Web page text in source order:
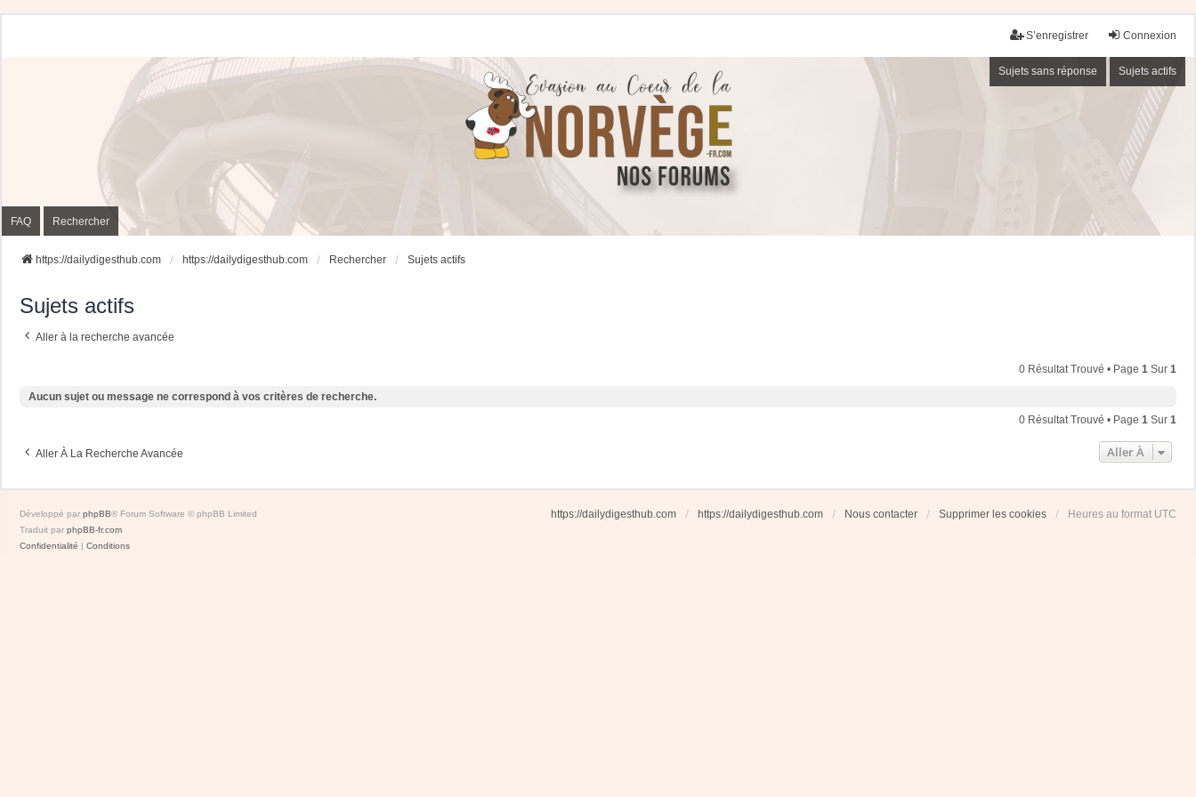
Connexion
S’enregistrer
Sujets sans réponse Sujets actifs
FAQ Rechercher
https://dailydigesthub.com https://dailydigesthub.com Rechercher Sujets actifs
Sujets actifs
Aller à la recherche avancée
0 Résultat Trouvé • Page 1 Sur 1
Aucun sujet ou message ne correspond à vos critères de recherche.
0 Résultat Trouvé • Page 1 Sur 1
Aller À La Recherche Avancée Aller À
https://dailydigesthub.com https://dailydigesthub.com Nous contacter Supprimer les cookies Heures au format UTC
Développé par phpBB® Forum Software © phpBB Limited
Traduit par phpBB-fr.com
Confidentialité | Conditions